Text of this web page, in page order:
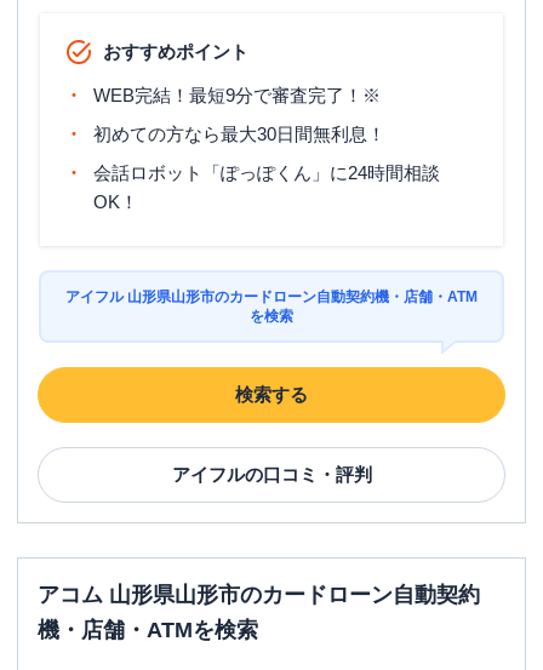
おすすめポイント
WEB完結！最短9分で審査完了！※
初めての方なら最大30日間無利息！
会話ロボット「ぽっぽくん」に24時間相談
OK！
アイフル 山形県山形市のカードローン自動契約機・店舗・ATM
を検索
検索する
アイフルの口コミ・評判
アコム 山形県山形市のカードローン自動契約
機・店舗・ATMを検索